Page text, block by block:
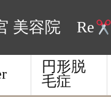
美容院 Re
円形脱
毛症